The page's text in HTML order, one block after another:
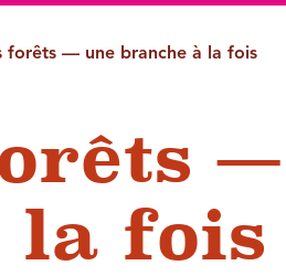
forêts — une branche à la fois
—
la fois